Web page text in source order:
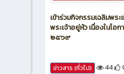
เข้าร่วมกิจกรรมเฉลิมพร
พระเจ้าอยู่หัว เนื่องในโอ
๒๕๖๙
ข่าวสาร (ทั่วไป) 44